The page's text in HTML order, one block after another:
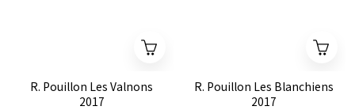
R. Pouillon Les Valnons
2017
R. Pouillon Les Blanchiens
2017